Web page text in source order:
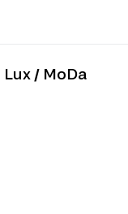
/ MoDa